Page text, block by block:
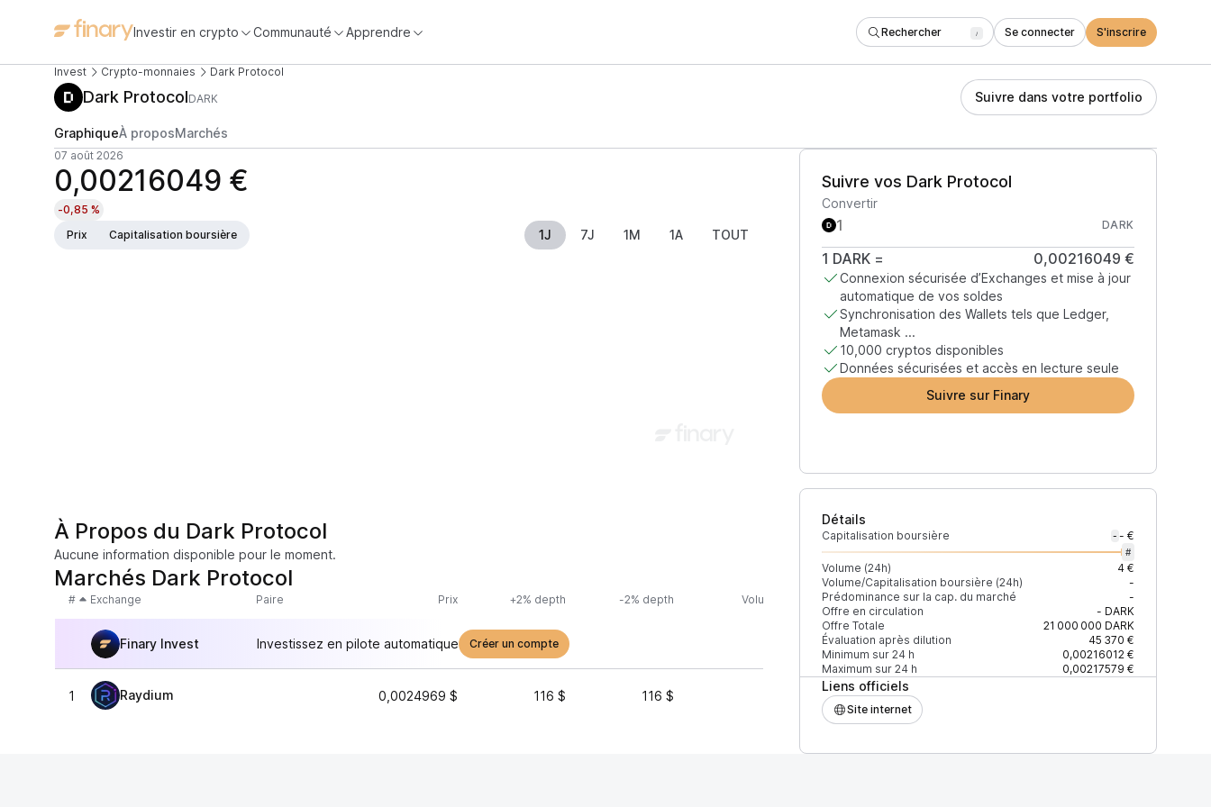
Investir en crypto Communauté Apprendre Rechercher / Se connecter S'inscrire
Invest Crypto-monnaies Dark Protocol
Dark ProtocolDARK Suivre dans votre portfolio
GraphiqueÀ proposMarchés
07 août 2026
0,00216049 €
-0,85 %
Prix
Capitalisation boursière 1J 7J 1M 1A TOUT
Suivre vos Dark Protocol
Convertir
DARK
1 DARK= 0,00216049 €
Connexion sécurisée d’Exchanges et mise à jour
automatique de vos soldes
Synchronisation des Wallets tels que Ledger,
Metamask ...
10,000 cryptos disponibles
Données sécurisées et accès en lecture seule
Suivre sur Finary
Détails
Capitalisation boursière - - €
#
Volume (24h)
4 €
Volume/Capitalisation boursière (24h)
-
Prédominance sur la cap. du marché
-
Offre en circulation
- DARK
Offre Totale
21 000 000 DARK
Évaluation après dilution
45 370 €
Minimum sur 24 h
0,00216012 €
Maximum sur 24 h
0,00217579 €
Liens officiels
Site internet
À Propos du Dark Protocol
Aucune information disponible pour le moment.
Marchés Dark Protocol
# Exchange Paire Prix +2% depth -2% depth Volume (24h) % du volume Confiance Mis à jour
Finary Invest Investissez en pilote automatique Créer un compte
1 Raydium 0,0024969 $ 116 $ 116 $ 100 %